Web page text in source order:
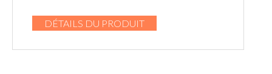
DÉTAILS DU PRODUIT